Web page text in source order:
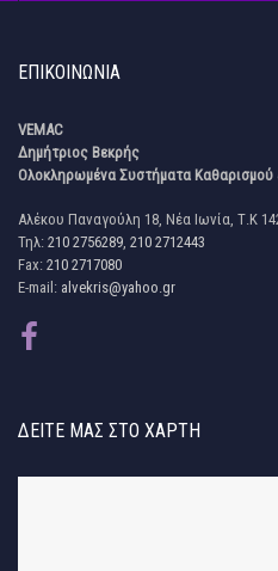
ΕΠΙΚΟΙΝΩΝΊΑ
VEMAC
Δημήτριος Βεκρής
Ολοκληρωμένα Συστήματα Καθαρισμού
Αλέκου Παναγούλη 18, Νέα Ιωνία, Τ.Κ
Τηλ: 210 2756289 210 2712443
Fax: 210 2717080
E-mail: alvekris@yahoo.gr
ΔΕΊΤΕ ΜΑΣ ΣΤΟ ΧΆΡΤΗ